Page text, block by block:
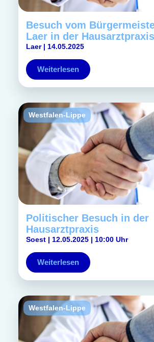
Besuch vom
Laer in der Hausarztpraxis
Laer | 14.05.2025
Weiterlesen
Westfalen-Lippe
Politischer Besuch in der
Hausarztpraxis
Soest | 12.05.2025 | 10:00 Uhr
Weiterlesen
Westfalen-Lippe